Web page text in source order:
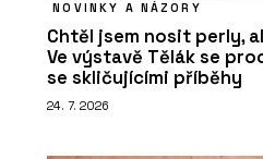
NOVINKY A NÁZORY
Chtěl jsem nosit perly,
Ve výstavě Tělák se
se skličujícími příběhy
24. 7. 2026